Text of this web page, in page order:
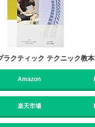
ラクティック テクニック教本
Amazon
楽天市場